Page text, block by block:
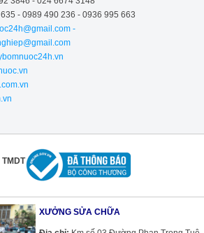
- 0989 490 236 - 0936 995 663
-
XƯỞNG SỬA CHỮA